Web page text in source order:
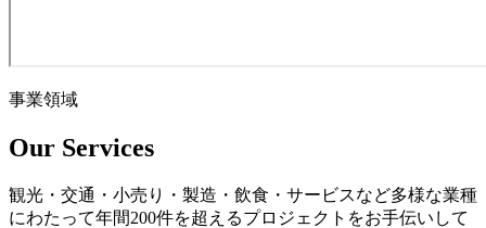
事業領域
Our Services
観光・交通・小売り・製造・飲食・サービスなど多様な業種
にわたって年間200件を超えるプロジェクトをお手伝いして